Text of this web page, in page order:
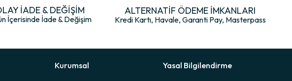
İADE & DEĞİŞİM
İçerisinde İade & Değişim
ALTERNATİF ÖDEME İMKANLARI
Kredi Kartı, Havale, Garanti Pay, Masterpass
Kurumsal Yasal Bilgilendirme